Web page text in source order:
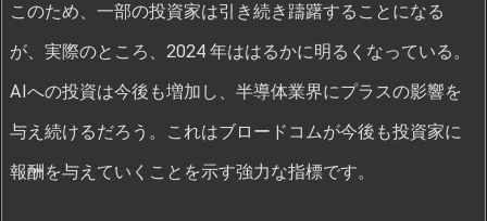
このため、一部の投資家は引き続き躊躇することになる
が、実際のところ、2024 年ははるかに明るくなっている。
AIへの投資は今後も増加し、半導体業界にプラスの影響を
与え続けるだろう。これはブロードコムが今後も投資家に
報酬を与えていくことを示す強力な指標です。